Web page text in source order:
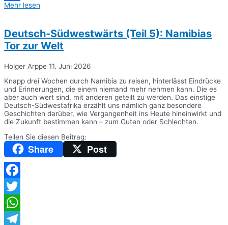
Teilen
Mehr lesen
Deutsch-Südwestwärts (Teil 5): Namibias
Tor zur Welt
Holger Arppe 11. Juni 2026
Knapp drei Wochen durch Namibia zu reisen, hinterlässt Eindrücke
und Erinnerungen, die einem niemand mehr nehmen kann. Die es
aber auch wert sind, mit anderen geteilt zu werden. Das einstige
Deutsch-Südwestafrika erzählt uns nämlich ganz besondere
Geschichten darüber, wie Vergangenheit ins Heute hineinwirkt und
die Zukunft bestimmen kann – zum Guten oder Schlechten.
Teilen Sie diesen Beitrag:
Share Post
Facebook
Twitter
WhatsApp